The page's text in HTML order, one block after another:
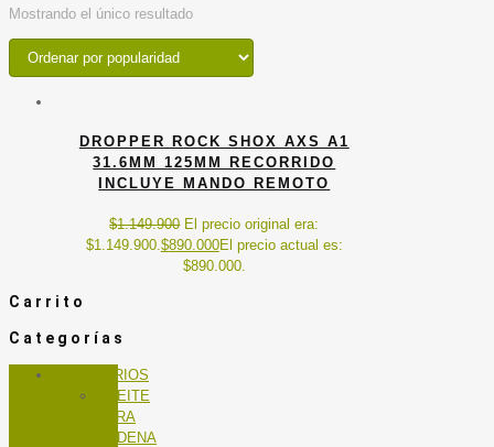
Mostrando el único resultado
DROPPER ROCK SHOX AXS A1
31.6MM 125MM RECORRIDO
INCLUYE MANDO REMOTO
$1.149.900 El precio original era:
$1.149.900. $890.000El precio actual es:
$890.000.
Carrito
Categorías
ACCESORIOS
ACEITE
PARA
CADENA